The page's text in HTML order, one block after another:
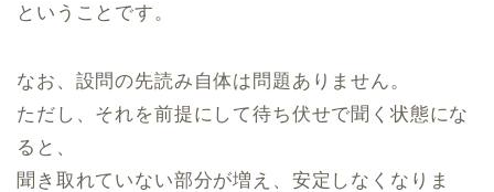
ということです。
なお、設問の先読み自体は問題ありません。
ただし、それを前提にして待ち伏せで聞く状態にな
ると、
聞き取れていない部分が増え、安定しなくなりま